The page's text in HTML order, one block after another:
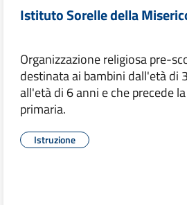
Istituto Sorelle della
Organizzazione religiosa pre-
destinata ai bambini dall'età di
all'età di 6 anni e che precede
primaria.
Istruzione